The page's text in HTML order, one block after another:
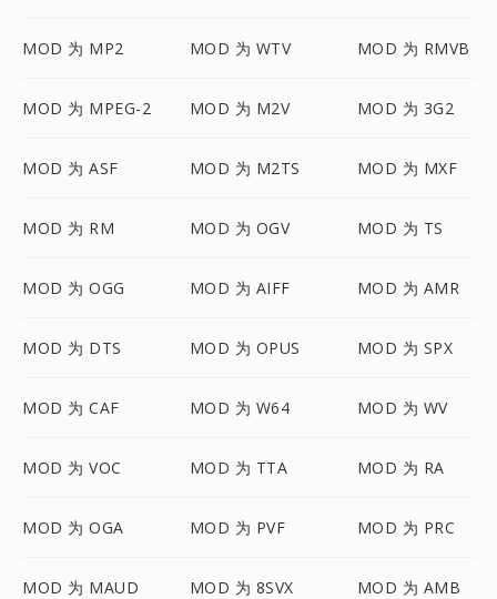
MOD 为 MP2 MOD 为 WTV MOD 为 RMVB
MOD 为 MPEG-2 MOD 为 M2V MOD 为 3G2
MOD 为 ASF MOD 为 M2TS MOD 为 MXF
MOD 为 RM MOD 为 OGV MOD 为 TS
MOD 为 OGG MOD 为 AIFF MOD 为 AMR
MOD 为 DTS MOD 为 OPUS MOD 为 SPX
MOD 为 CAF MOD 为 W64 MOD 为 WV
MOD 为 VOC MOD 为 TTA MOD 为 RA
MOD 为 OGA MOD 为 PVF MOD 为 PRC
MOD 为 MAUD MOD 为 8SVX MOD 为 AMB